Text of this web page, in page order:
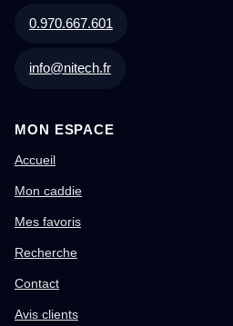
0.970.667.601
info@nitech.fr
MON ESPACE
Accueil
Mon caddie
Mes favoris
Recherche
Contact
Avis clients